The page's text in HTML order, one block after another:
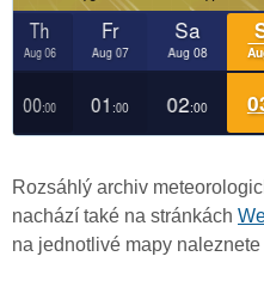
Rozsáhlý archiv
nachází také na stránkách
na jednotlivé mapy naleznete